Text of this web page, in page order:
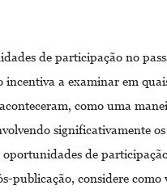
de participação no
a examinar em
como uma
significativamente
de
publicação, considere como